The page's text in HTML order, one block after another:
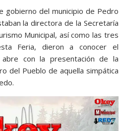
gobierno del municipio de Pedro
la directora de la Secretaría
Municipal, así como las tres
Feria, dieron a conocer el
abre con la presentación de la
del Pueblo de aquella simpática